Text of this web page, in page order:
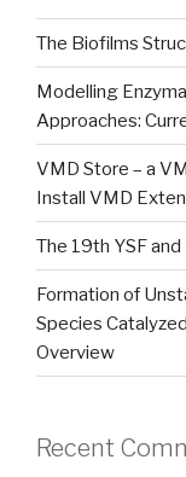
The Biofilms
Modelling
Approaches:
VMD Store – a
Install VMD
The 19th YSF
Formation of
Species
Overview
Recent